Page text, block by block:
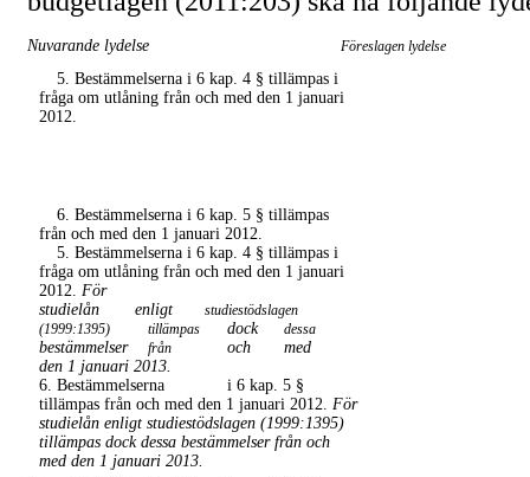
Nuvarande lydelse Föreslagen lydelse
5. Bestämmelserna i 6 kap. 4 § tillämpas i
fråga om utlåning från och med den 1 januari
2012.
6. Bestämmelserna i 6 kap. 5 § tillämpas
från och med den 1 januari 2012.
5. Bestämmelserna i 6 kap. 4 § tillämpas i
fråga om utlåning från och med den 1 januari
2012. För
studielån
enligt
studiestödslagen
(1999:1395)
tillämpas dock dessa
bestämmelser från och
med
den 1 januari 2013.
6. Bestämmelserna
i 6 kap. 5 §
tillämpas från och med den 1 januari 2012. För
studielån enligt studiestödslagen (1999:1395)
tillämpas dock dessa bestämmelser från och
med den 1 januari 2013.